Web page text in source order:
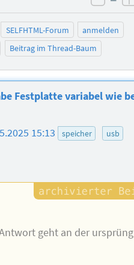
SELFHTML-Forum
anmelden
Beitrag im Thread-Baum
Festplatte variabel wie
15:13 speicher
usb
geht an der